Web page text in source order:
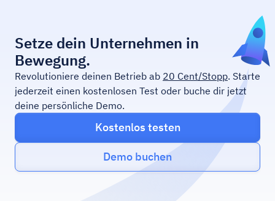
Setze dein Unternehmen in
Bewegung.
Revolutioniere deinen Betrieb ab 20 Cent/Stopp. Starte
jederzeit einen kostenlosen Test oder buche dir jetzt
deine persönliche Demo.
Kostenlos testen
Demo buchen